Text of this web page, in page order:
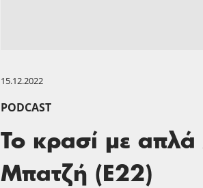
15.12.2022
PODCAST
Το κρασί με απλά
Μπατζή (Ε22)